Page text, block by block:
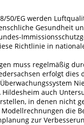
50/EG werden
Gesundheit
Richtlinie in
muss regelmäßig
erfolgt dies
auch
in denen nicht
die
zur